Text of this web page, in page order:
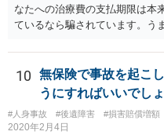
なたへの治療費の支払期限は本
ているなら騙されています。う
せんが、受診したならば提出す
10
無保険で事故を起こ
うにすればいいでし
#人身事故 #後遺障害 #損害賠償増額
2020年2月4日